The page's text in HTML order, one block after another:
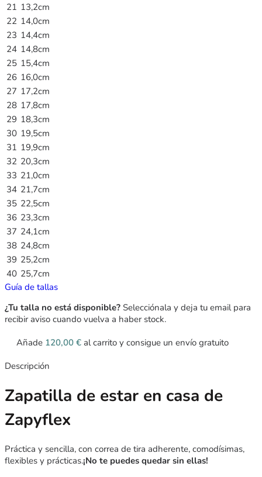
21 13,2cm
22 14,0cm
23 14,4cm
24 14,8cm
25 15,4cm
26 16,0cm
27 17,2cm
28 17,8cm
29 18,3cm
30 19,5cm
31 19,9cm
32 20,3cm
33 21,0cm
34 21,7cm
35 22,5cm
36 23,3cm
37 24,1cm
38 24,8cm
39 25,2cm
40 25,7cm
Guía de tallas
¿Tu talla no está disponible? Selecciónala y deja tu email para
recibir aviso cuando vuelva a haber stock.
Añade 120,00 € al carrito y consigue un envío gratuito
Descripción
Zapatilla de estar en casa de
Zapyflex
Práctica y sencilla, con correa de tira adherente, comodísimas,
flexibles y prácticas.¡No te puedes quedar sin ellas!